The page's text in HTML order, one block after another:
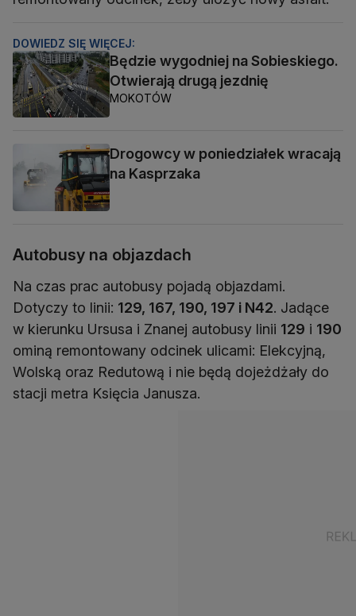
DOWIEDZ SIĘ WIĘCEJ:
Będzie wygodniej na Sobieskiego.
Otwierają drugą jezdnię
MOKOTÓW
Drogowcy w poniedziałek wracają
na Kasprzaka
Autobusy na objazdach
Na czas prac autobusy pojadą objazdami.
Dotyczy to linii: 129, 167, 190, 197 i N42. Jadące
w kierunku Ursusa i Znanej autobusy linii 129 i 190
ominą remontowany odcinek ulicami: Elekcyjną,
Wolską oraz Redutową i nie będą dojeżdżały do
stacji metra Księcia Janusza.